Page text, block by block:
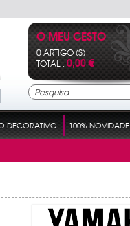
O MEU CESTO
0 ARTIGO (S)
TOTAL :0,00 €
DECORATIVO 100% NOVIDADE